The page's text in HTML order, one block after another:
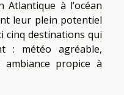
Atlantique à l’océan
leur plein potentiel
cinq destinations qui
: météo agréable,
ambiance propice à